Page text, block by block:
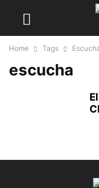
Home Tags
escucha